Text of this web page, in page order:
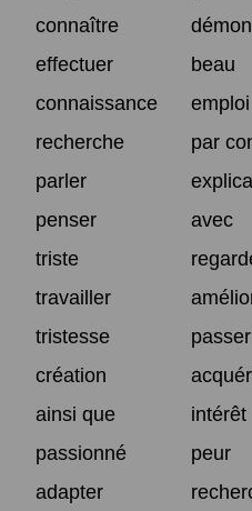
connaître
effectuer
beau
connaissance
emploi
recherche
par
parler
penser
avec
triste
travailler
tristesse
passer
création
ainsi que
intérêt
passionné
peur
adapter